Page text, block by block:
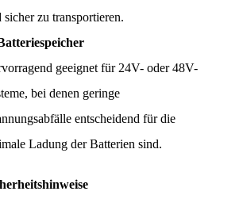
sicher zu transportieren.
geeignet für 24V- oder 48V-
bei denen geringe
entscheidend für die
Ladung der Batterien sind.